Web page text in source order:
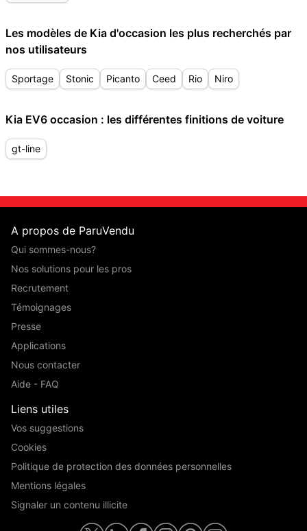
Les modèles de Kia d'occasion les plus recherchés par
nos utilisateurs
Sportage Stonic Picanto Ceed Rio Niro
Kia EV6 occasion : les différentes finitions de voiture
gt-line
A propos de ParuVendu
Qui sommes-nous?
Nos solutions pour les pros
Recrutement
Témoignages
Presse
Applications
Nous contacter
Aide - FAQ
Liens utiles
Vos suggestions
Cookies
Politique de protection des données personnelles
Mentions légales
Signaler un contenu illicite